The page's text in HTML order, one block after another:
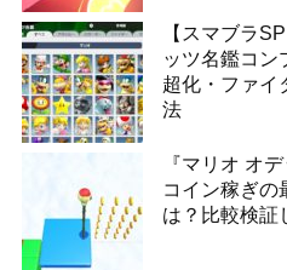
【スマブラ
ッツ名鑑コン
超化・ファイ
法
『マリオ オデ
コイン稼ぎの
は？比較検証